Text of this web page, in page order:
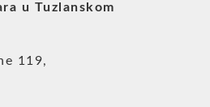
u Tuzlanskom
119,